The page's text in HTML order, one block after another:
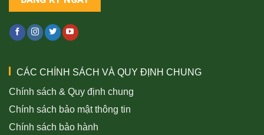
CÁC CHÍNH SÁCH VÀ QUY ĐỊNH CHUNG
Chính sách & Quy định chung
Chính sách bảo mật thông tin
Chính sách bảo hành